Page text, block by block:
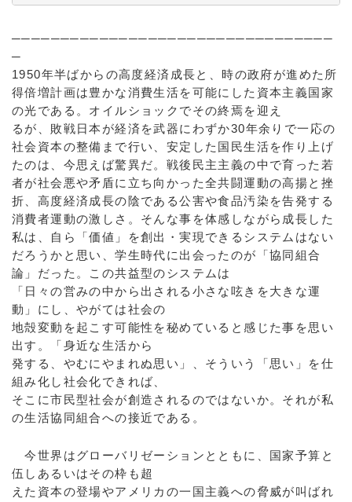
─────────────────────────────────
─
1950年半ばからの高度経済成長と、時の政府が進めた所
得倍増計画は豊かな消費生活を可能にした資本主義国家
の光である。オイルショックでその終焉を迎え
るが、敗戦日本が経済を武器にわずか30年余りで一応の
社会資本の整備まで行い、安定した国民生活を作り上げ
たのは、今思えば驚異だ。戦後民主主義の中で育った若
者が社会悪や矛盾に立ち向かった全共闘運動の高揚と挫
折、高度経済成長の陰である公害や食品汚染を告発する
消費者運動の激しさ。そんな事を体感しながら成長した
私は、自ら「価値」を創出・実現できるシステムはない
だろうかと思い、学生時代に出会ったのが「協同組合
論」だった。この共益型のシステムは
「日々の営みの中から出される小さな呟きを大きな運
動」にし、やがては社会の
地殻変動を起こす可能性を秘めていると感じた事を思い
出す。「身近な生活から
発する、やむにやまれぬ思い」、そういう「思い」を仕
組み化し社会化できれば、
そこに市民型社会が創造されるのではないか。それが私
の生活協同組合への接近である。
今世界はグローバリゼーションとともに、国家予算と
伍しあるいはその枠も超
えた資本の登場やアメリカの一国主義への脅威が叫ばれ